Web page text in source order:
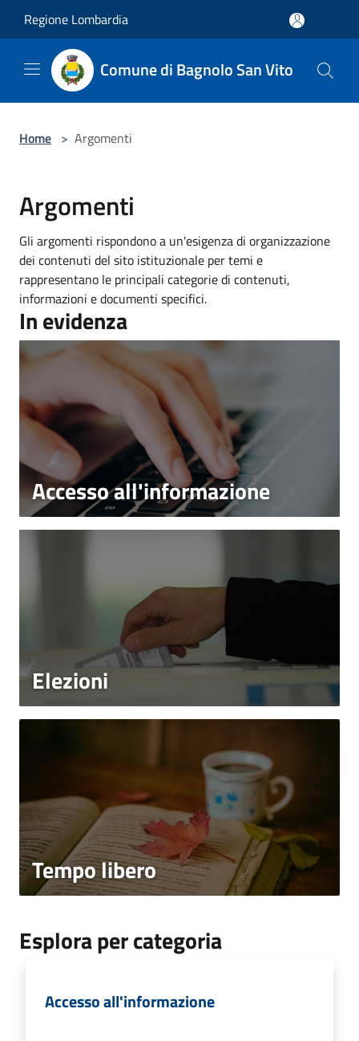
Regione Lombardia
Comune di Bagnolo San Vito
Home > Argomenti
Argomenti
Gli argomenti rispondono a un'esigenza di organizzazione
dei contenuti del sito istituzionale per temi e
rappresentano le principali categorie di contenuti,
informazioni e documenti specifici.
In evidenza
Accesso all'informazione
Elezioni
Tempo libero
Esplora per categoria
Accesso all'informazione